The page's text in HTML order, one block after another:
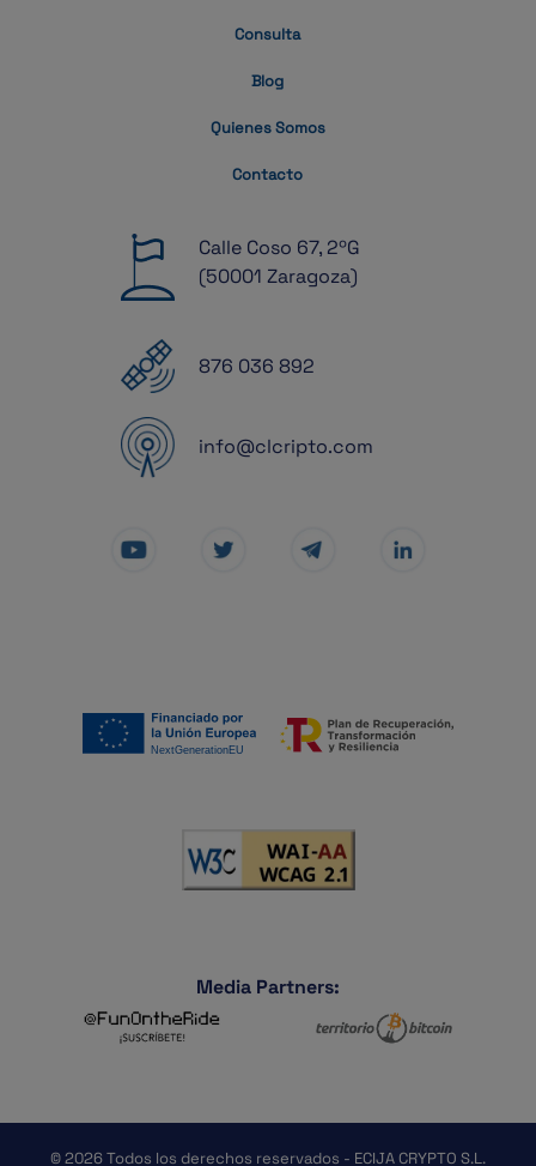
Consulta
Blog
Quienes Somos
Contacto
Calle Coso 67, 2ºG
(50001 Zaragoza)
876 036 892
info@clcripto.com
Media Partners:
© 2026 Todos los derechos reservados - ECIJA CRYPTO S.L.